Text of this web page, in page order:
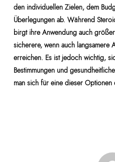
den individuellen Zielen, dem
Überlegungen ab. Während
birgt ihre Anwendung auch
sicherere, wenn auch langsamere
erreichen. Es ist jedoch wichtig,
Bestimmungen und
man sich für eine dieser Optionen